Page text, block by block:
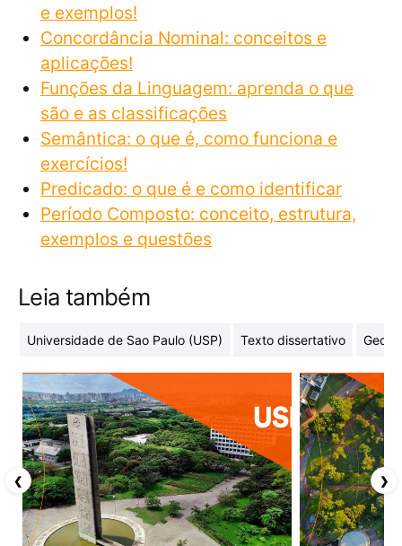
e exemplos!
Concordância Nominal: conceitos e
aplicações!
Funções da Linguagem: aprenda o que
são e as classificações
Semântica: o que é, como funciona e
exercícios!
Predicado: o que é e como identificar
Período Composto: conceito, estrutura,
exemplos e questões
Leia também
Universidade de Sao Paulo (USP) Texto dissertativo
❮ ❯